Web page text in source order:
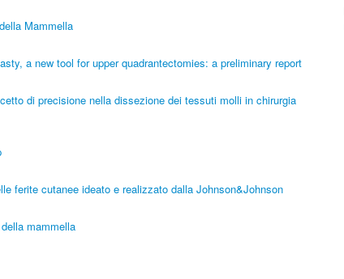
Mammella
a new tool for upper quadrantectomies: a preliminary report
di precisione nella dissezione dei tessuti molli in chirurgia
ferite cutanee ideato e realizzato dalla Johnson&Johnson
mammella